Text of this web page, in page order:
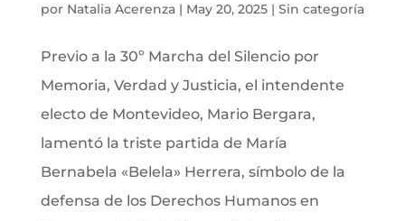
por Natalia Acerenza| May 20, 2025| Sin categoría
Previo a la 30º Marcha del Silencio por
Memoria, Verdad y Justicia, el intendente
electo de Montevideo, Mario Bergara,
lamentó la triste partida de María
Bernabela «Belela» Herrera, símbolo de la
defensa de los Derechos Humanos en